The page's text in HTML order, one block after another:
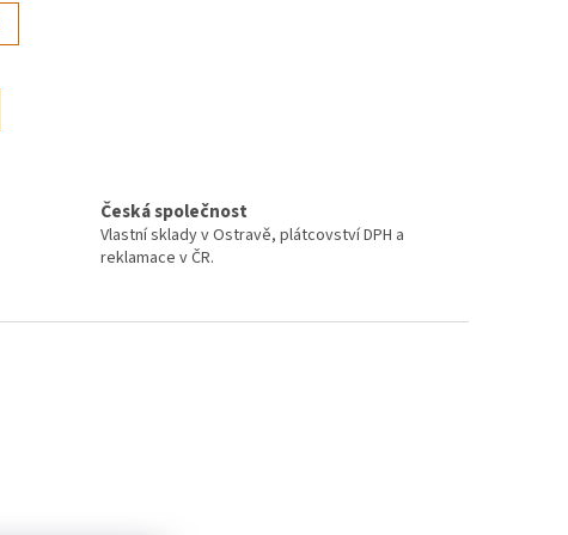
Česká společnost
Vlastní sklady v Ostravě, plátcovství DPH a
reklamace v ČR.